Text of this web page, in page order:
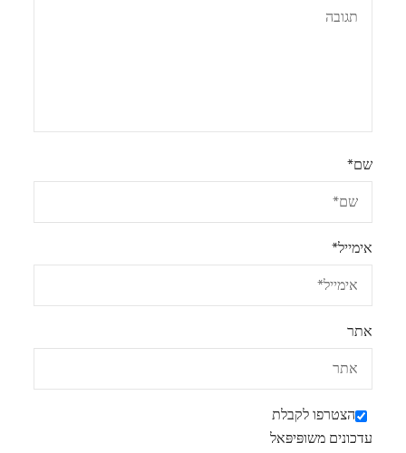
שם*
אימייל*
אתר
הצטרפו לקבלת
עדכונים משופּיפּאל